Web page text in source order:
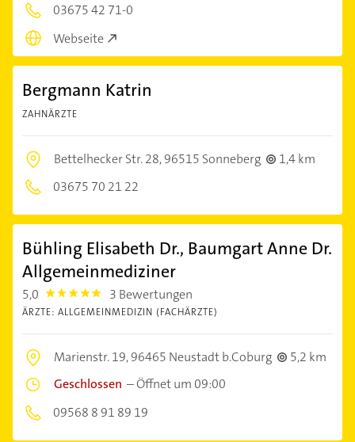
03675 42 71-0
Webseite
Bergmann Katrin
ZAHNÄRZTE
Bettelhecker Str. 28,96515 Sonneberg
1,4 km
03675 70 21 22
Bühling Elisabeth Dr., Baumgart Anne Dr.
Allgemeinmediziner
5,0 5.0 3 Bewertungen
ÄRZTE: ALLGEMEINMEDIZIN (FACHÄRZTE)
Marienstr. 19,96465 Neustadt b.Coburg
5,2 km
Geschlossen –Öffnet um 09:00
09568 8 91 89 19